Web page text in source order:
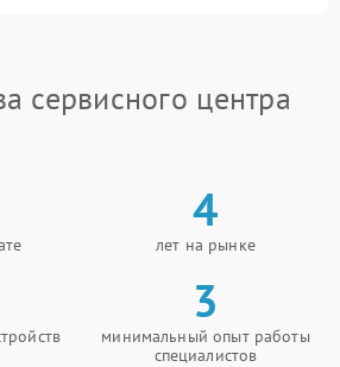
сервисного центра
4
лет на рынке
3
минимальный опыт работы
специалистов